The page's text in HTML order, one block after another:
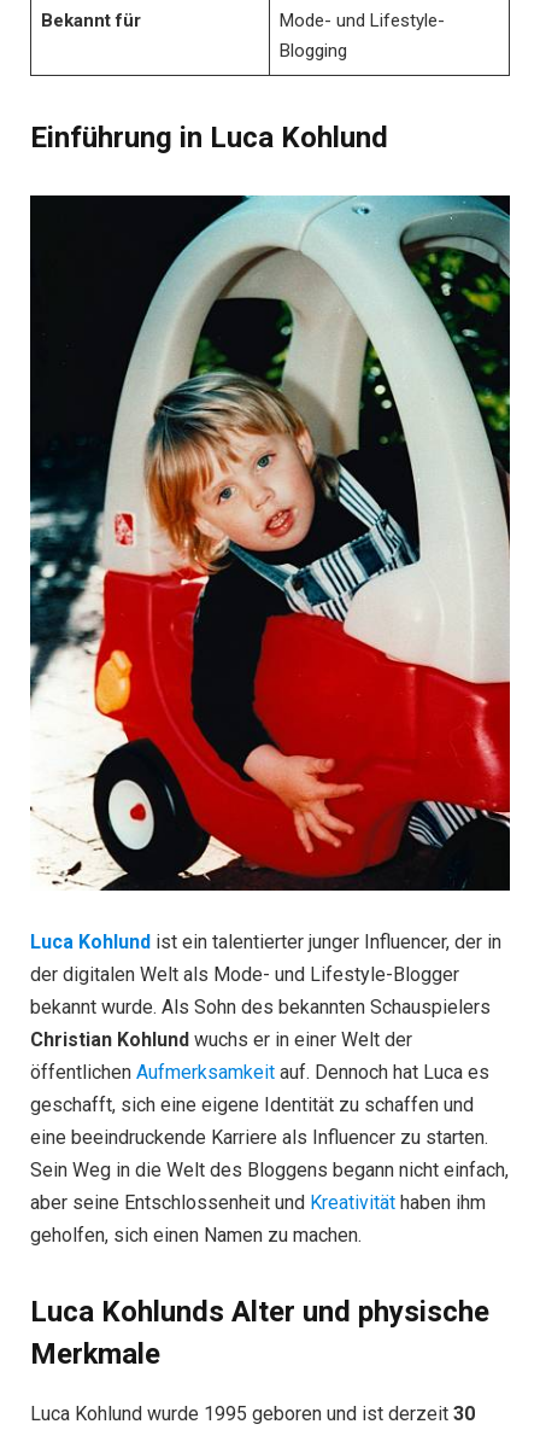
Bekannt für
Mode- und Lifestyle-
Blogging
Einführung in Luca Kohlund
Luca Kohlund ist ein talentierter junger Influencer, der in
der digitalen Welt als Mode- und Lifestyle-Blogger
bekannt wurde. Als Sohn des bekannten Schauspielers
Christian Kohlund wuchs er in einer Welt der
öffentlichen Aufmerksamkeit auf. Dennoch hat Luca es
geschafft, sich eine eigene Identität zu schaffen und
eine beeindruckende Karriere als Influencer zu starten.
Sein Weg in die Welt des Bloggens begann nicht einfach,
aber seine Entschlossenheit und Kreativität haben ihm
geholfen, sich einen Namen zu machen.
Luca Kohlunds Alter und physische
Merkmale
Luca Kohlund wurde 1995 geboren und ist derzeit 30